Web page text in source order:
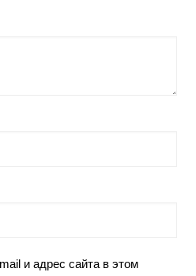
и адрес сайта в этом